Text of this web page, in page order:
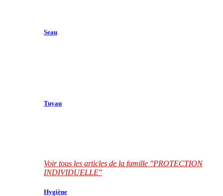
Seau
Tuyau
Voir tous les articles de la famille "PROTECTION
INDIVIDUELLE"
Hygiène